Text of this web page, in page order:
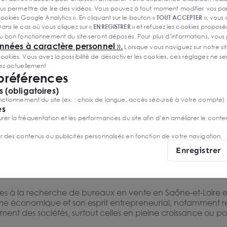
HD F.A.I
200 m²
Loire se renforce grâce à la présence de nombreuses
et de services. Ces zones stimulent les synergies
et collaboratif.
à vendre en Saône-
pour l’acquisition de bureaux, chacune ayant ses
potentiel économique et sa situation géographique
une excellente accessibilité, facilitant les
bureaux en Saône-et-Loire, alliant dynamisme local et
des bureaux en Saône-et-Loire, reconnue pour son
et son infrastructure développée en font un choix
tissu économique en plein essor. La zone
à la recherche de bureaux en vente en Saône-et-
économique et son esprit entrepreneurial, notamment
des sociétés, surtout celles en pleine croissance ou
permettre de lire des vidéos. Vous pouvez à tout moment modifier vos
Google Analytics ». En cliquant sur le bouton «TOUT ACCEPTER »,
le cas où vous cliquez sur « ENREGISTRER» et refusez les cookies
bon fonctionnement du site seront déposés. Pour plus d’informations,
à caractère personnel ». Lorsque vous naviguez sur notre
Vous avez la possibilité de désactiver les cookies, ces réglages ne
actuellement
(obligatoires)
du site (ex. : choix de langue, accès sécurisé à votre compte).
la fréquentation et les performances du site afin d’en améliorer le
des contenus ou publicités personnalisés en fonction de votre navigation.
Enregistrer